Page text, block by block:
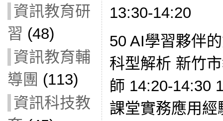
資訊教育研
習 (48)
資訊教育輔
導團 (113)
資訊科技教
13:30-14:20
50 AI學習夥伴
科型解析 新竹
師 14:20-14:30
課堂實務應用